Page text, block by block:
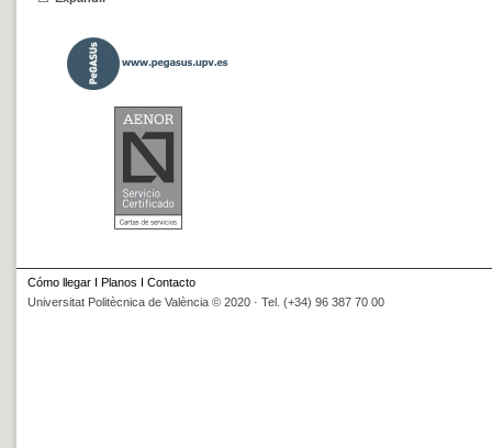
Cómo llegar I Planos I Contacto
Universitat Politècnica de València © 2020 · Tel. (+34) 96 387 70 00